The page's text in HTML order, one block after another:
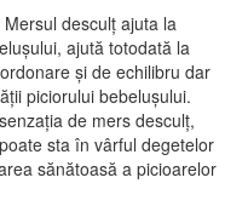
desculț ajuta la
ajută totodată la
și de echilibru dar
piciorului bebelușului.
de mers desculț,
sta în vârful degetelor
sănătoasă a picioarelor